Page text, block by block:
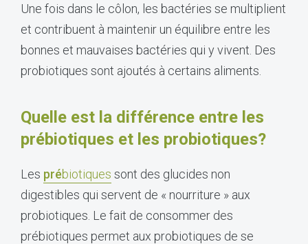
Une fois dans le côlon, les bactéries se multiplient
et contribuent à maintenir un équilibre entre les
bonnes et mauvaises bactéries qui y vivent. Des
probiotiques sont ajoutés à certains aliments.
Quelle est la différence entre les
prébiotiques et les probiotiques?
Les prébiotiques sont des glucides non
digestibles qui servent de « nourriture » aux
probiotiques. Le fait de consommer des
prébiotiques permet aux probiotiques de se